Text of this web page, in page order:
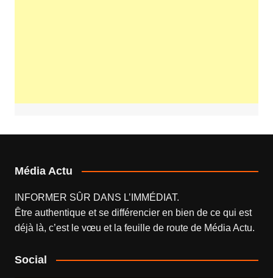
Média Actu
INFORMER SÛR DANS L’IMMÉDIAT.
Être authentique et se différencier en bien de ce qui est
déjà là, c’est le vœu et la feuille de route de Média Actu.
Social